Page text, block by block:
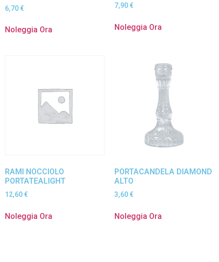
6,70 €
Noleggia Ora
7,90 €
Noleggia Ora
RAMI NOCCIOLO
PORTATEALIGHT
12,60 €
Noleggia Ora
PORTACANDELA DIAMOND
ALTO
3,60 €
Noleggia Ora